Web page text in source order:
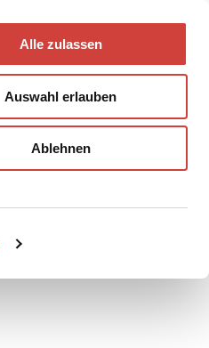
Alle zulassen
Auswahl erlauben
Ablehnen